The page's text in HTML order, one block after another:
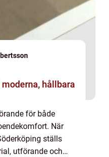
för både
När
ställs
utförande och